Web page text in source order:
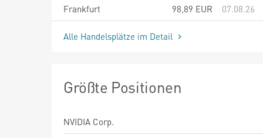
Frankfurt
98,89 EUR 07.08.26
Alle Handelsplätze im Detail
Größte Positionen
NVIDIA Corp.